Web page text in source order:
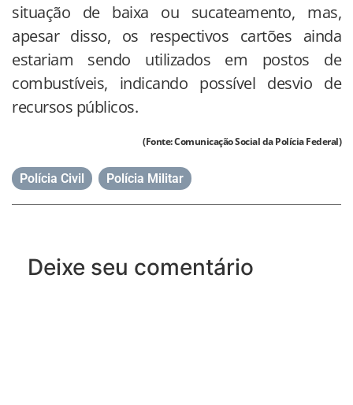
situação de baixa ou sucateamento, mas,
apesar disso, os respectivos cartões ainda
estariam sendo utilizados em postos de
combustíveis, indicando possível desvio de
recursos públicos.
(Fonte: Comunicação Social da Polícia Federal)
Polícia Civil Polícia Militar
Deixe seu comentário